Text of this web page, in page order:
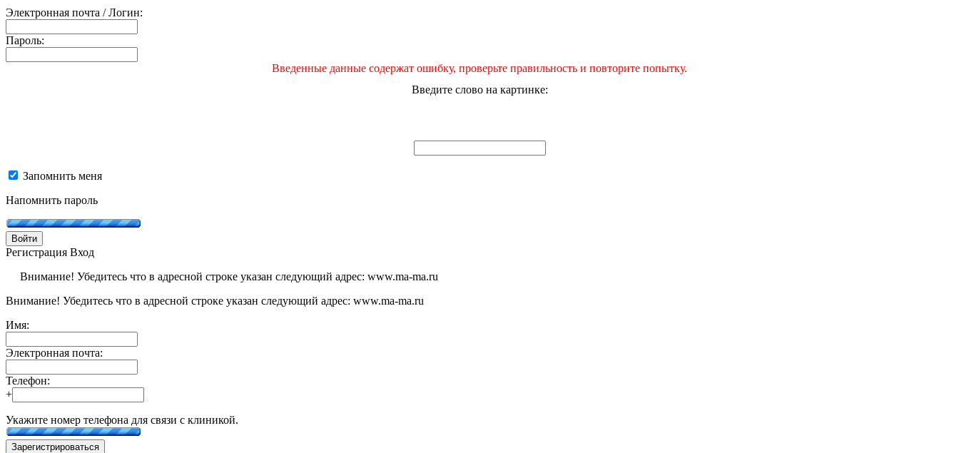
Электронная почта / Логин:
Пароль:
Введенные данные содержат ошибку, проверьте правильность и повторите попытку.
Введите слово на картинке:
Запомнить меня
Напомнить пароль
Войти
Регистрация Вход
Внимание! Убедитесь что в адресной строке указан следующий адрес: www.ma-ma.ru
Внимание! Убедитесь что в адресной строке указан следующий адрес: www.ma-ma.ru
Имя:
Электронная почта:
Телефон:
+
Укажите номер телефона для связи с клиникой.
Зарегистрироваться